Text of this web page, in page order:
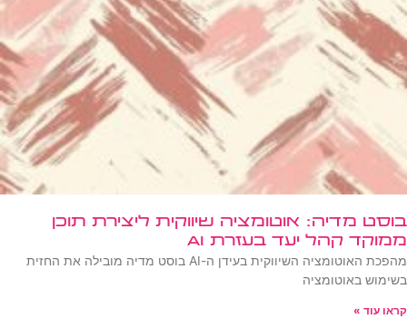
בוסט מדיה: אוטומציה שיווקית ליצירת תוכן
ממוקד קהל יעד בעזרת AI
מהפכת האוטומציה השיווקית בעידן ה-AI בוסט מדיה מובילה את החזית
בשימוש באוטומציה
קראו עוד »